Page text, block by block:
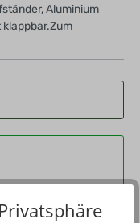
Aluminium